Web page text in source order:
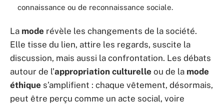
connaissance ou de reconnaissance sociale.
La mode révèle les changements de la société.
Elle tisse du lien, attire les regards, suscite la
discussion, mais aussi la confrontation. Les débats
autour de l’appropriation culturelle ou de la mode
éthique s’amplifient : chaque vêtement, désormais,
peut être perçu comme un acte social, voire